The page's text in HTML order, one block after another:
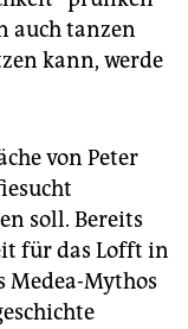
auch tanzen
kann, werde
von Peter
soll. Bereits
für das Lofft in
Medea-Mythos